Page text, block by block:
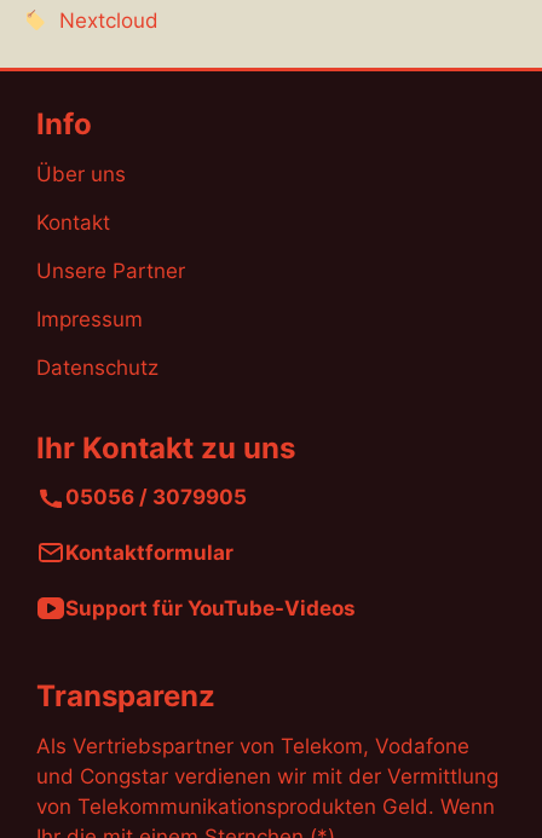
Nextcloud
Info
Über uns
Kontakt
Unsere Partner
Impressum
Datenschutz
Ihr Kontakt zu uns
05056 / 3079905
Kontaktformular
Support für YouTube-Videos
Transparenz
Als Vertriebspartner von Telekom, Vodafone
und Congstar verdienen wir mit der Vermittlung
von Telekommunikationsprodukten Geld. Wenn